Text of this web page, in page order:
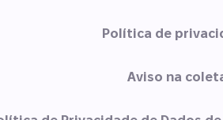
Política de
Aviso na